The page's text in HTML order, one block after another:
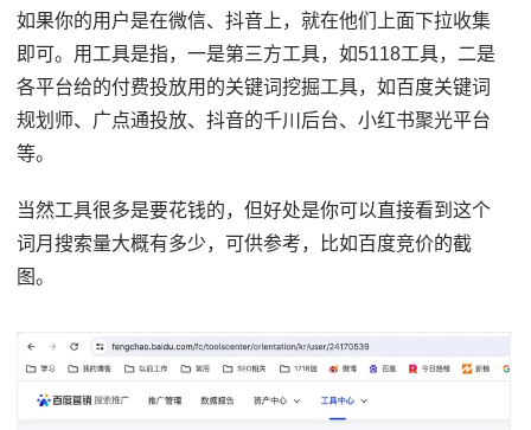
如果你的用户是在微信、抖音上，就在他们上面下拉收集
即可。用工具是指，一是第三方工具，如5118工具，二是
各平台给的付费投放用的关键词挖掘工具，如百度关键词
规划师、广点通投放、抖音的千川后台、小红书聚光平台
等。
当然工具很多是要花钱的，但好处是你可以直接看到这个
词月搜索量大概有多少，可供参考，比如百度竞价的截
图。